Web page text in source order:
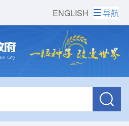
ENGLISH 导航